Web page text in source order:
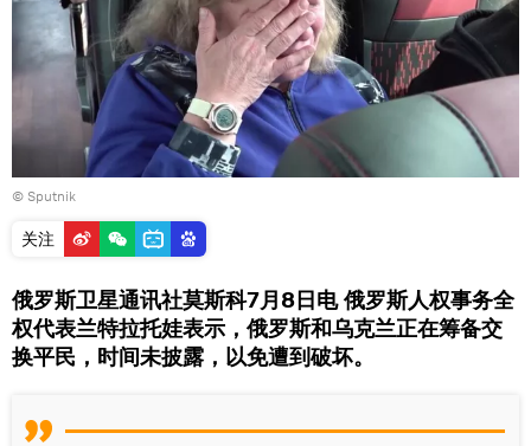
© Sputnik
关注
俄罗斯卫星通讯社莫斯科7月8日电 俄罗斯人权事务全
权代表兰特拉托娃表示，俄罗斯和乌克兰正在筹备交
换平民，时间未披露，以免遭到破坏。